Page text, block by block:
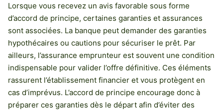
Lorsque vous recevez un avis favorable sous forme
d’accord de principe, certaines garanties et assurances
sont associées. La banque peut demander des garanties
hypothécaires ou cautions pour sécuriser le prêt. Par
ailleurs, l’assurance emprunteur est souvent une condition
indispensable pour valider l’offre définitive. Ces éléments
rassurent l’établissement financier et vous protègent en
cas d’imprévus. L’accord de principe encourage donc à
préparer ces garanties dès le départ afin d’éviter des